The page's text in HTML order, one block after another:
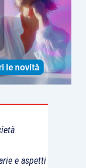
e aspetti